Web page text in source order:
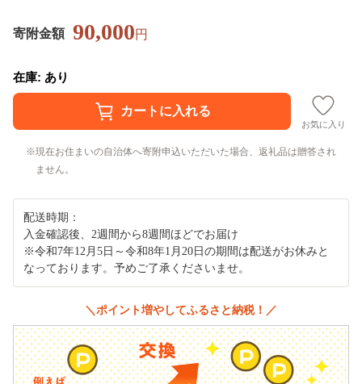
寄附金額 90,000円
在庫: あり
お気に入り
現在お住まいの自治体へ寄附申込いただいた場合、返礼品は贈答され
ません。
配送時期：
入金確認後、2週間から8週間ほどでお届け
※令和7年12月5日～令和8年1月20日の期間は配送がお休みと
なっております。予めご了承くださいませ。
＼ポイント増やしてふるさと納税！／